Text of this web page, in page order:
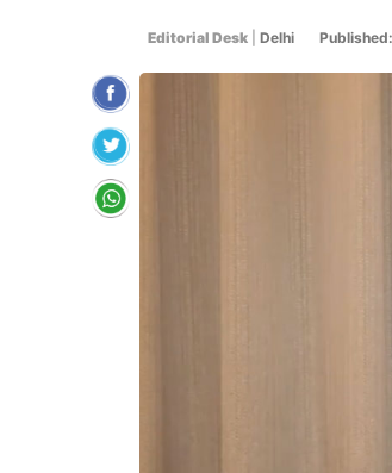
Editorial Desk Delhi